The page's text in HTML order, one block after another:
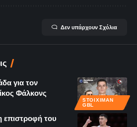
Δεν υπάρχουν Σχόλια
STOIXIMAN
GBL
για τον
Φάλκονς
επιστροφή του